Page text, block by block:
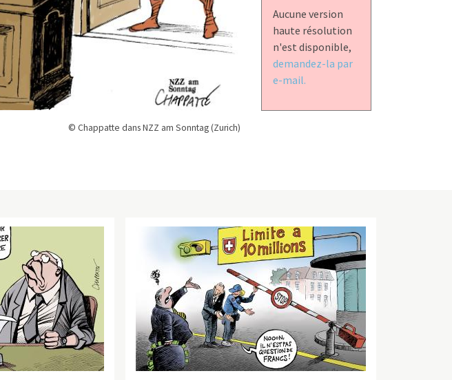
© Chappatte dans NZZ am Sonntag (Zurich)
Aucune version
haute résolution
n'est disponible,
demandez-la par
e-mail.